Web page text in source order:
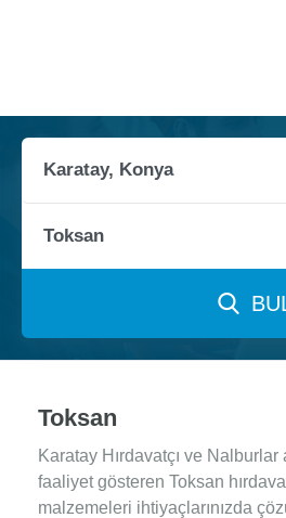
Toksan
Karatay Hırdavatçı ve Nalburlar
faaliyet gösteren Toksan
malzemeleri ihtiyaçlarınızda